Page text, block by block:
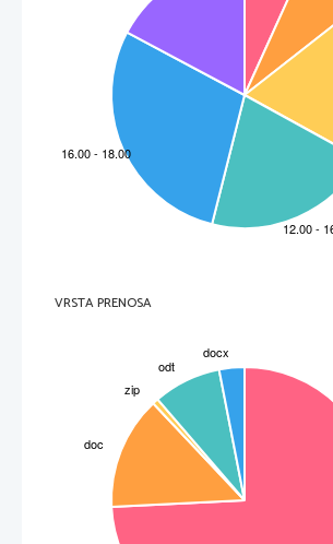
PREDŠOLSKI OTROK
Proti koncu faze iamjo deklice glede razvitosti skeletal rahlo
Možgani 5 letnega otroka predstavljajo cerka 75% teže
6 letih pa govorimo že o 90%  razvitosti možganov v
Otrok je usmerejen na bistvene značilnosti stvari in dogodkov.
tazlikovanju odprtih in zaprtih linij. Stavki, ki jih govori so vse
Besednjak postaja popolnejši. Vsebolj je pomembna vloka
VRSTA PRENOSA